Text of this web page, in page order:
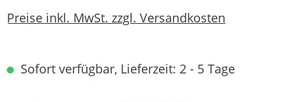
Preise inkl. MwSt. zzgl. Versandkosten
Sofort verfügbar, Lieferzeit: 2 - 5 Tage